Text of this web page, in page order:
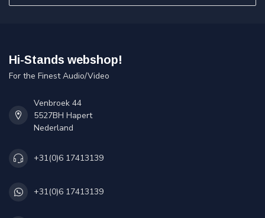
Hi-Stands webshop!
For the Finest Audio/Video
Venbroek 44
5527BH Hapert
Nederland
+31(0)6 17413139
+31(0)6 17413139